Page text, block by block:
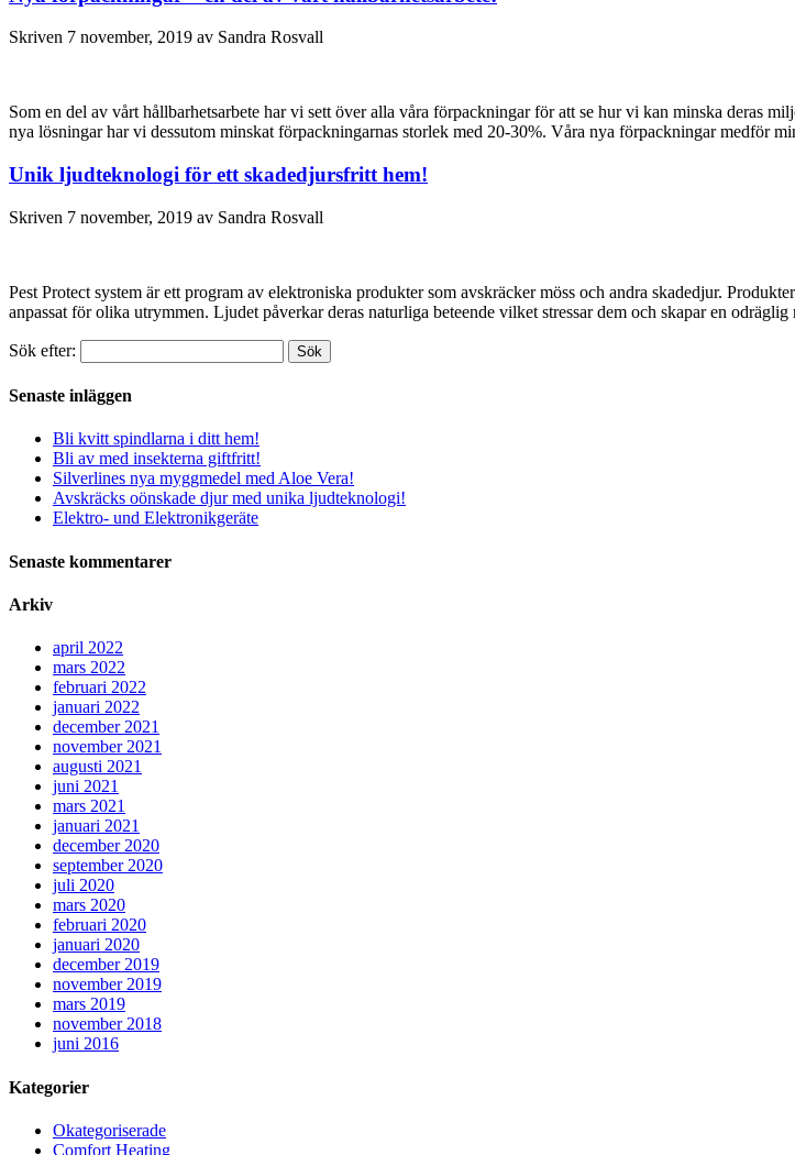
Skriven 7 november, 2019 av Sandra Rosvall
Som en del av vårt hållbarhetsarbete har vi sett över alla våra förpackningar för att se hur vi kan minska deras
nya lösningar har vi dessutom minskat förpackningarnas storlek med 20-30%. Våra nya förpackningar medför
Unik ljudteknologi för ett skadedjursfritt hem!
Skriven 7 november, 2019 av Sandra Rosvall
Pest Protect system är ett program av elektroniska produkter som avskräcker möss och andra skadedjur.
anpassat för olika utrymmen. Ljudet påverkar deras naturliga beteende vilket stressar dem och skapar en
Sök efter: Sök
Senaste inläggen
Bli kvitt spindlarna i ditt hem!
Bli av med insekterna giftfritt!
Silverlines nya myggmedel med Aloe Vera!
Avskräcks oönskade djur med unika ljudteknologi!
Elektro- und Elektronikgeräte
Senaste kommentarer
Arkiv
april 2022
mars 2022
februari 2022
januari 2022
december 2021
november 2021
augusti 2021
juni 2021
mars 2021
januari 2021
december 2020
september 2020
juli 2020
mars 2020
februari 2020
januari 2020
december 2019
november 2019
mars 2019
november 2018
juni 2016
Kategorier
Okategoriserade
Comfort Heating